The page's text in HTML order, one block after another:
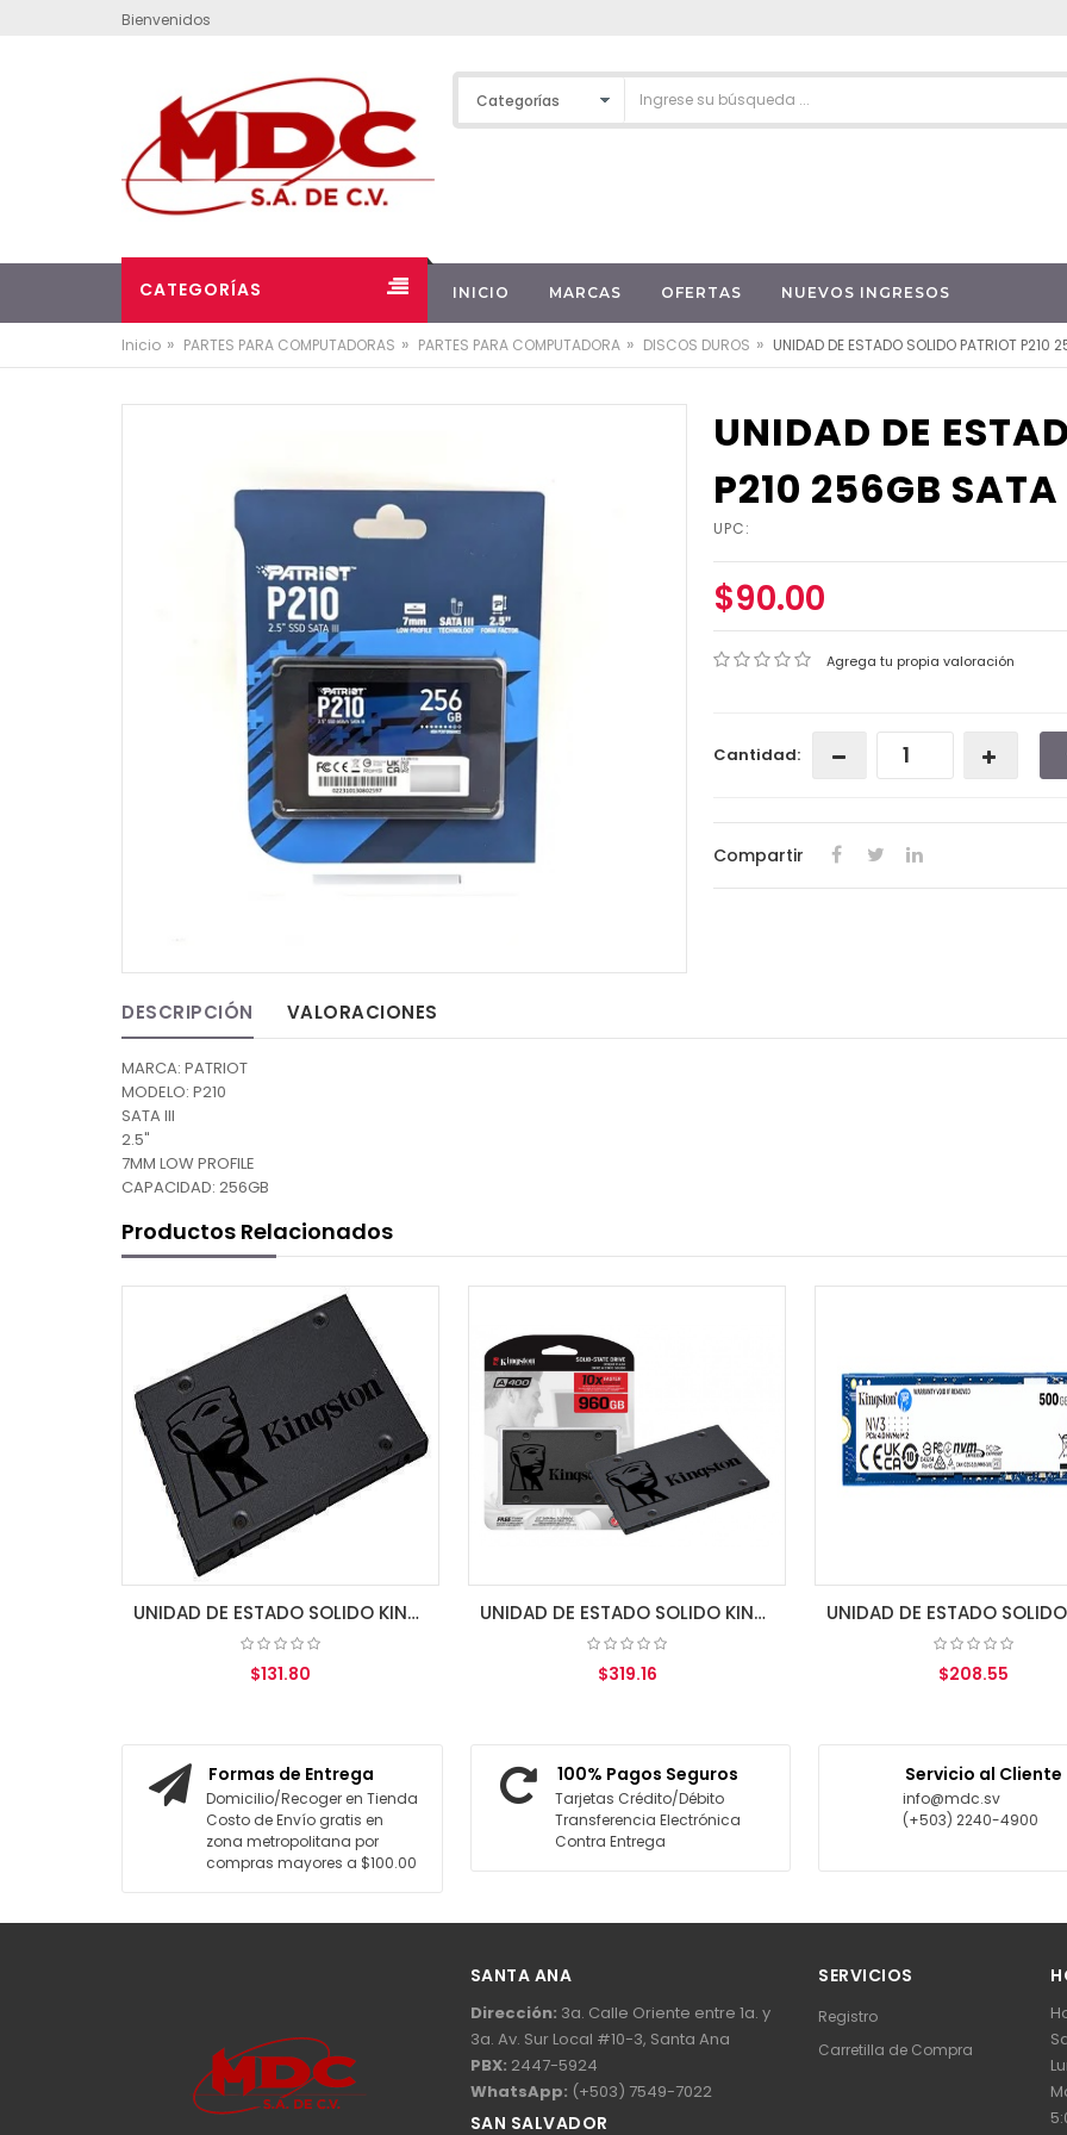
Bienvenidos
CATEGORÍAS INICIO MARCAS OFERTAS NUEVOS INGRESOS
Inicio » PARTES PARA COMPUTADORAS » PARTES PARA COMPUTADORA » DISCOS DUROS » UNIDAD DE ESTADO SOLIDO PATRIOT P210
UNIDAD DE
P210 256GB
UPC:
$90.00
Agrega tu propia valoración
Cantidad:
Compartir
DESCRIPCIÓN VALORACIONES
MARCA: PATRIOT
MODELO: P210
SATA III
2.5"
7MM LOW PROFILE
CAPACIDAD: 256GB
Productos Relacionados
UNIDAD DE ESTADO SOLIDO KINGSTON 240GB A400 SATA3 2.5 SSD 7MM HEIGHT UNIDAD DE ESTADO SOLIDO KINGSTON 960GB A400 SATA3 2.5 SSD 7MM HEIGHT UNIDAD DE ESTADO SOLIDO M.2. KINGSTON NV3 PCIe 4.0 500GB NVMe 2280
Formas de Entrega
Domicilio/Recoger en Tienda
Costo de Envío gratis en
zona metropolitana por
compras mayores a $100.00
100% Pagos Seguros
Tarjetas Crédito/Débito
Transferencia Electrónica
Contra Entrega
Servicio al Cliente
info@mdc.sv
(+503) 2240-4900
SANTA ANA
Dirección: 3a. Calle Oriente entre 1a. y
3a. Av. Sur Local #10-3, Santa Ana
PBX: 2447-5924
WhatsApp: (+503) 7549-7022
SAN SALVADOR
SERVICIOS
Registro
Carretilla de Compra